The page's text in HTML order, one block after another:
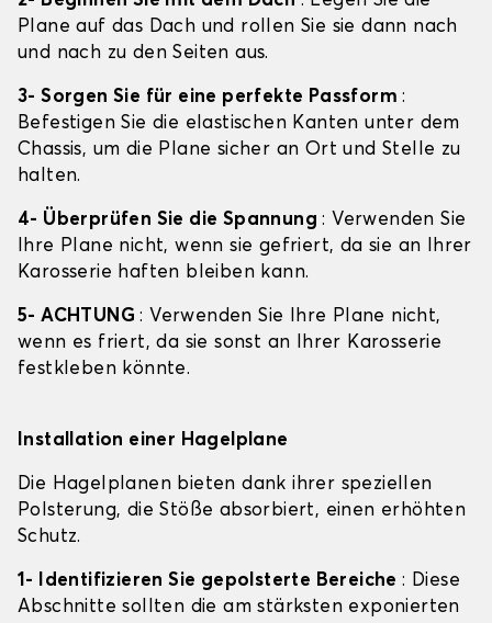
Plane auf das Dach und rollen Sie sie dann nach
und nach zu den Seiten aus.
3- Sorgen Sie für eine perfekte Passform:
Befestigen Sie die elastischen Kanten unter dem
Chassis, um die Plane sicher an Ort und Stelle zu
halten.
4- Überprüfen Sie die Spannung: Verwenden Sie
Ihre Plane nicht, wenn sie gefriert, da sie an Ihrer
Karosserie haften bleiben kann.
5- ACHTUNG: Verwenden Sie Ihre Plane nicht,
wenn es friert, da sie sonst an Ihrer Karosserie
festkleben könnte.
Installation einer Hagelplane
Die Hagelplanen bieten dank ihrer speziellen
Polsterung, die Stöße absorbiert, einen erhöhten
Schutz.
1- Identifizieren Sie gepolsterte Bereiche: Diese
Abschnitte sollten die am stärksten exponierten